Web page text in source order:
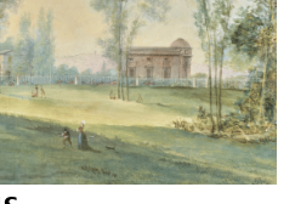
LES +
AU MAGAZINE